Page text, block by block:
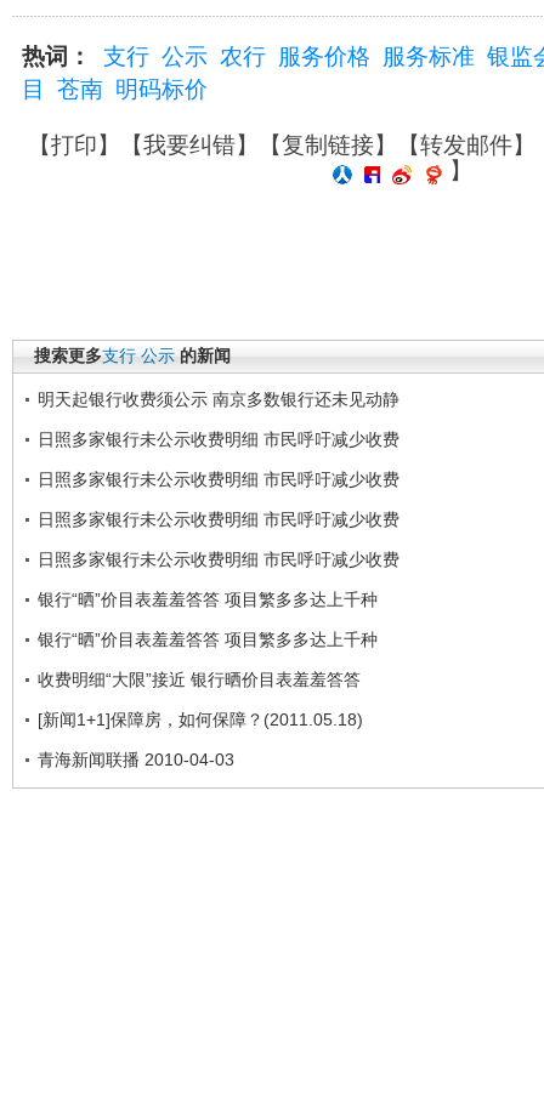
热词： 支行 公示 农行 服务价格 服务标准 银监
目
苍南 明码标价
【打印】【我要纠错】【复制链接】【转发邮件】
】
搜索更多支行 公示 的新闻
明天起银行收费须公示 南京多数银行还未见动静
日照多家银行未公示收费明细 市民呼吁减少收费
日照多家银行未公示收费明细 市民呼吁减少收费
日照多家银行未公示收费明细 市民呼吁减少收费
日照多家银行未公示收费明细 市民呼吁减少收费
银行“晒”价目表羞羞答答 项目繁多多达上千种
银行“晒”价目表羞羞答答 项目繁多多达上千种
收费明细“大限”接近 银行晒价目表羞羞答答
[新闻1+1]保障房，如何保障？(2011.05.18)
青海新闻联播 2010-04-03